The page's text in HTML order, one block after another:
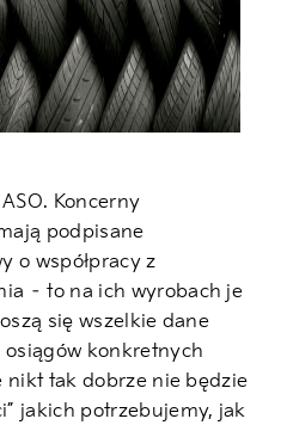
Koncerny
podpisane
o współpracy z
– to na ich wyrobach je
się wszelkie dane
konkretnych
nikt tak dobrze nie będzie
jakich potrzebujemy, jak